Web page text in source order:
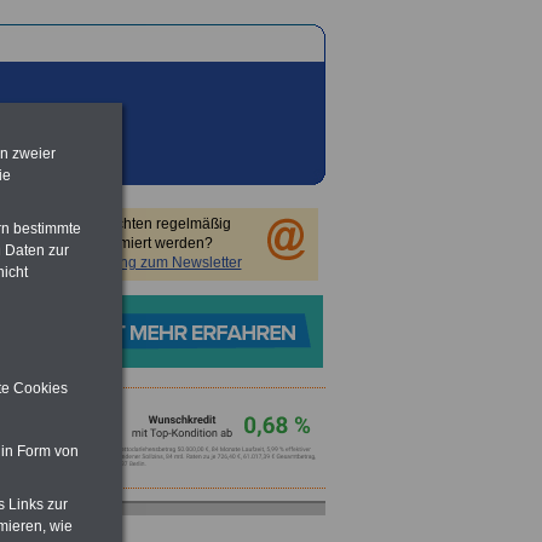
Sie möchten regelmäßig
informiert werden?
Anmeldung zum Newsletter
zweier
bestimmte
Daten zur
Cookies
Form von
Links zur
wie